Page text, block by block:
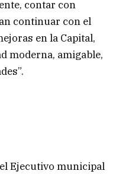
contar con
continuar con el
en la Capital,
moderna, amigable,
Ejecutivo municipal